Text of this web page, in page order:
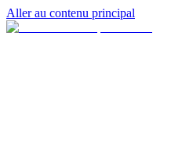
Aller au contenu principal